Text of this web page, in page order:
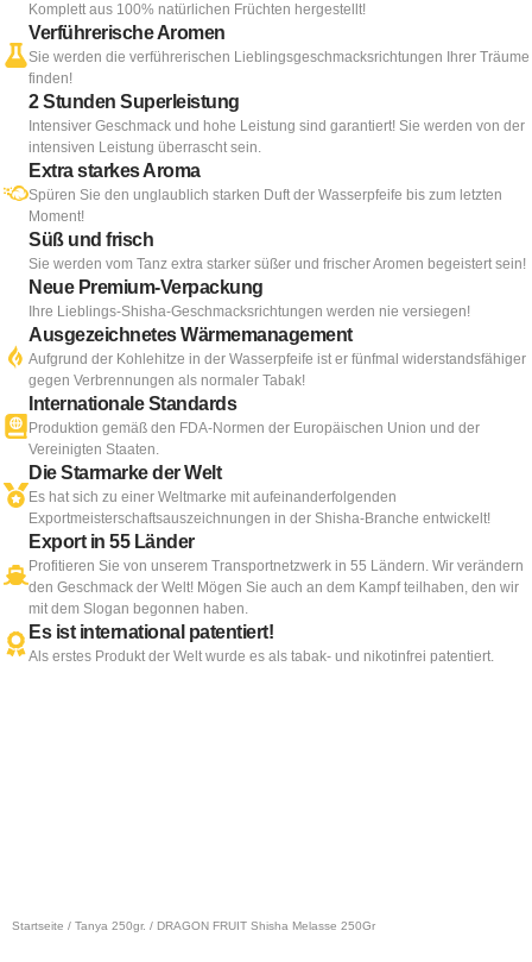
Komplett aus 100% natürlichen Früchten hergestellt!
Verführerische Aromen
Sie werden die verführerischen Lieblingsgeschmacksrichtungen Ihrer Träume
finden!
2 Stunden Superleistung
Intensiver Geschmack und hohe Leistung sind garantiert! Sie werden von der
intensiven Leistung überrascht sein.
Extra starkes Aroma
Spüren Sie den unglaublich starken Duft der Wasserpfeife bis zum letzten
Moment!
Süß und frisch
Sie werden vom Tanz extra starker süßer und frischer Aromen begeistert sein!
Neue Premium-Verpackung
Ihre Lieblings-Shisha-Geschmacksrichtungen werden nie versiegen!
Ausgezeichnetes Wärmemanagement
Aufgrund der Kohlehitze in der Wasserpfeife ist er fünfmal widerstandsfähiger
gegen Verbrennungen als normaler Tabak!
Internationale Standards
Produktion gemäß den FDA-Normen der Europäischen Union und der
Vereinigten Staaten.
Die Starmarke der Welt
Es hat sich zu einer Weltmarke mit aufeinanderfolgenden
Exportmeisterschaftsauszeichnungen in der Shisha-Branche entwickelt!
Export in 55 Länder
Profitieren Sie von unserem Transportnetzwerk in 55 Ländern. Wir verändern
den Geschmack der Welt! Mögen Sie auch an dem Kampf teilhaben, den wir
mit dem Slogan begonnen haben.
Es ist international patentiert!
Als erstes Produkt der Welt wurde es als tabak- und nikotinfrei patentiert.
Startseite / Tanya 250gr. / DRAGON FRUIT Shisha Melasse 250Gr